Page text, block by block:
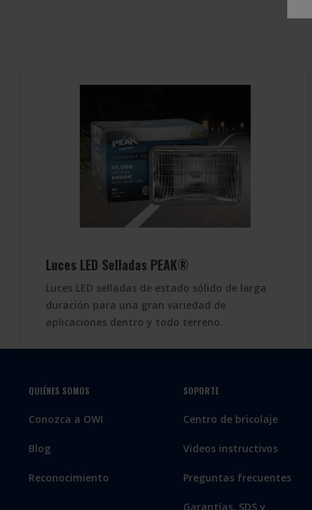
Luces LED Selladas PEAK®
Luces LED selladas de estado sólido de larga
duración para una gran variedad de
aplicaciones dentro y todo terreno.
QUIÉNES SOMOS
Conozca a OWI
Blog
Reconocimiento
SOPORTE
Centro de bricolaje
Videos instructivos
Preguntas frecuentes
Garantías, SDS y